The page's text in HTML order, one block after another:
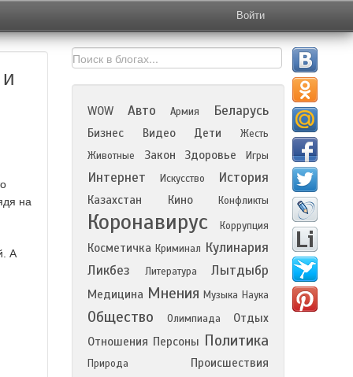
Войти
на
А
WOW Авто Армия Беларусь
Бизнес Видео Дети
Жесть
Животные
Закон Здоровье Игры
Интернет Искусство История
Казахстан Кино Конфликты
Коронавирус Коррупция
Косметичка Криминал Кулинария
Ликбез
Литература Лытдыбр
Медицина Мнения Музыка Наука
Общество Олимпиада
Отдых
Отношения Персоны Политика
Природа
Происшествия